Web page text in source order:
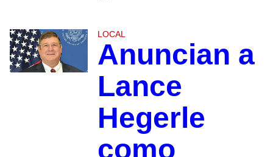
LOCAL
Anuncian a
Lance
Hegerle
como